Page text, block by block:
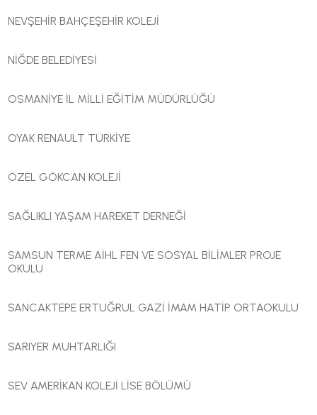
NEVŞEHİR BAHÇEŞEHİR KOLEJİ
NİĞDE BELEDİYESİ
OSMANİYE İL MİLLİ EĞİTİM MÜDÜRLÜĞÜ
OYAK RENAULT TÜRKİYE
ÖZEL GÖKCAN KOLEJİ
SAĞLIKLI YAŞAM HAREKET DERNEĞİ
SAMSUN TERME AİHL FEN VE SOSYAL BİLİMLER PROJE
OKULU
SANCAKTEPE ERTUĞRUL GAZİ İMAM HATİP ORTAOKULU
SARIYER MUHTARLIĞI
SEV AMERİKAN KOLEJİ LİSE BÖLÜMÜ